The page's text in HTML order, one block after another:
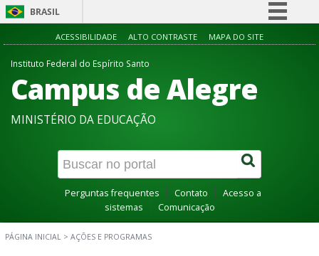
BRASIL
Simplifique!
Acesso à informação
Canais
ACESSIBILIDADE ALTO CONTRASTE MAPA DO SITE
Instituto Federal do Espírito Santo
Campus de Alegre
MINISTÉRIO DA EDUCAÇÃO
Perguntas frequentes Contato
Acesso a
sistemas
Comunicação
PÁGINA INICIAL > AÇÕES E PROGRAMAS